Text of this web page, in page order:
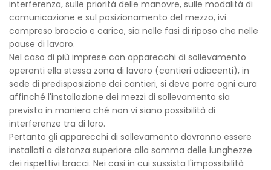
interferenza, sulle priorità delle manovre, sulle modalità di
comunicazione e sul posizionamento del mezzo, ivi
compreso braccio e carico, sia nelle fasi di riposo che nelle
pause di lavoro.
Nel caso di più imprese con apparecchi di sollevamento
operanti ella stessa zona di lavoro (cantieri adiacenti), in
sede di predisposizione dei cantieri, si deve porre ogni cura
affinché l'installazione dei mezzi di sollevamento sia
prevista in maniera ché non vi siano possibilità di
interferenze tra di loro.
Pertanto gli apparecchi di sollevamento dovranno essere
installati a distanza superiore alla somma delle lunghezze
dei rispettivi bracci. Nei casi in cui sussista l'impossibilità